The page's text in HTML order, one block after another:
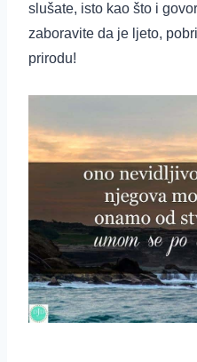
slušate, isto kao što i
zaboravite da je ljeto,
prirodu!